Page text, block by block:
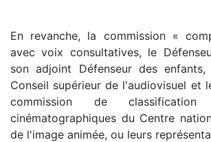
En revanche, la commission «
avec voix consultatives, le
son adjoint Défenseur des
Conseil supérieur de l'audiovisuel et
commission de
cinématographiques du Centre
de l'image animée, ou leurs